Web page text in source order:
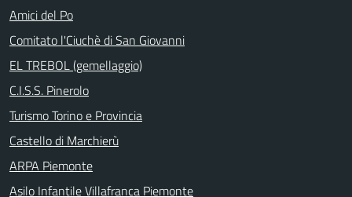
Amici del Po
Comitato l'Ciuchè di San Giovanni
EL TREBOL (gemellaggio)
C.I.S.S. Pinerolo
Turismo Torino e Provincia
Castello di Marchierù
ARPA Piemonte
Asilo Infantile Villafranca Piemonte